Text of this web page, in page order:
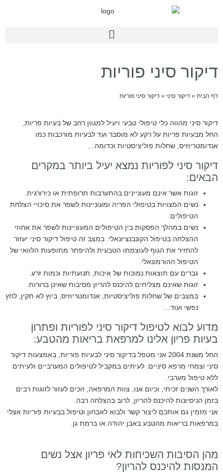
דיקור סיני פוריות
דף הבית » דיקור סיני » דיקור סיני פוריות
דיקור סיני מהווה כלי טיפולי טבעי ויעיל למגוון רחב של בעיות פריות,
החל מבעיות פריות על רקע לא מוסבר ועד לבעיות מורכבות כמו
אנדומטריוזיס, שחלות פוליציסטיות וכדומה…
דיקור סיני לפוריות נמצא יעיל ביותר במקרים
הבאים:
זוגות אשר אינם מעוניינים בהתערבות תרופתית או כירורגית.
נשים המצויות בטיפולי הפריה ומעוניינות לשפר את סיכויי הצלחת
הטיפולים.
נשים במהלך הפסקות בין הטיפולים המעוניינות לשפר את אחוזי
ההצלחה בטיפול הקונבנציונאלי. במצב זה טיפול דיקור סיני יעזור
להחזיר את הגוף לעוצמתו הטבעית ולהיפתר מתופעות הלוואי של
הטיפול ההורמונאלי.
גברים עם תוצאות נמוכות של איכות, תנועתיות וכמות זרע.
זוגות שאינם מצליחים להיכנס להריון מסיבות שאינן ברורות.
במצבים של שחלות פוליציסטיות, אנדומטריוזיס, ביוץ לא תקין, לחץ
נפשי ועוד…
מדוע לבוא לטיפול דיקור סיני לפוריות ופתרון
בעיות פריון אלינו למרפאת בריאות מהטבע:
החל משנת 2004 אני מטפל בדיקור סיני לבעיות פוריות, באמצעות דיקור
סיני וצמחי מרפא סיניים. לעיתים במקביל לטיפולים המערביים ולעיתים
ללא טיפול מערבי.
לאורך השנים זכיתי, וכיום אנו, צוות המרפאה, זוכים לעזור לזוגות רבים
בזמן הניסיונות להיכנס להריון, לרוב בהצלחה רבה.
אני מזמין גם אותכם ליצור קשר ולבוא לאבחון וטיפול בבעיות פוריות אצלי
במרפאות בריאות מהטבע באבן יהודה או ברמת גן.
מהן הסיבות השכיחות לאי פריון אצל נשים
המנסות להיכנס להריון?